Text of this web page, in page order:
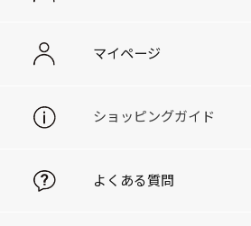
マイページ
ショッピングガイド
よくある質問